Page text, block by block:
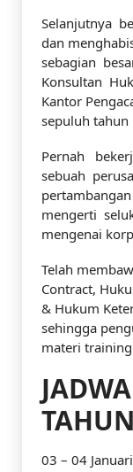
Selanjutnya
dan
sebagian
Konsultan
Kantor
sepuluh tahun
Pernah
sebuah
mengerti
mengenai
Telah
Contract,
& Hukum
sehingga
materi
03 – 04